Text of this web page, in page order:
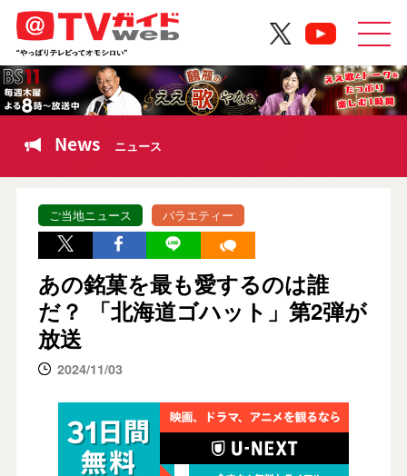
News ニュース
ご当地ニュース バラエティー
あの銘菓を最も愛するのは誰
だ？ 「北海道ゴハット」第2弾が
放送
2024/11/03